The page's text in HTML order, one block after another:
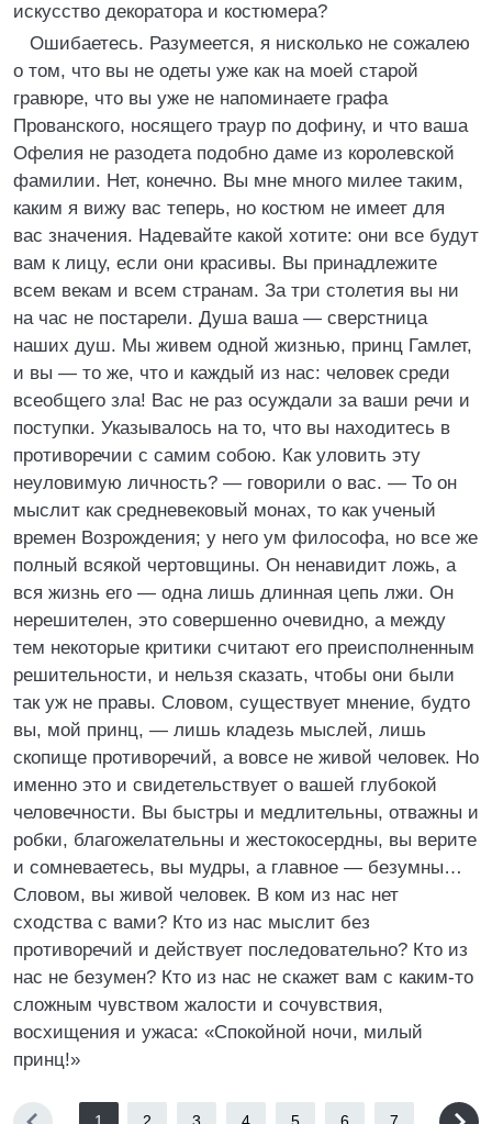
искусство декоратора и костюмера?
Ошибаетесь. Разумеется, я нисколько не сожалею
о том, что вы не одеты уже как на моей старой
гравюре, что вы уже не напоминаете графа
Прованского, носящего траур по дофину, и что ваша
Офелия не разодета подобно даме из королевской
фамилии. Нет, конечно. Вы мне много милее таким,
каким я вижу вас теперь, но костюм не имеет для
вас значения. Надевайте какой хотите: они все будут
вам к лицу, если они красивы. Вы принадлежите
всем векам и всем странам. За три столетия вы ни
на час не постарели. Душа ваша — сверстница
наших душ. Мы живем одной жизнью, принц Гамлет,
и вы — то же, что и каждый из нас: человек среди
всеобщего зла! Вас не раз осуждали за ваши речи и
поступки. Указывалось на то, что вы находитесь в
противоречии с самим собою. Как уловить эту
неуловимую личность? — говорили о вас. — То он
мыслит как средневековый монах, то как ученый
времен Возрождения; у него ум философа, но все же
полный всякой чертовщины. Он ненавидит ложь, а
вся жизнь его — одна лишь длинная цепь лжи. Он
нерешителен, это совершенно очевидно, а между
тем некоторые критики считают его преисполненным
решительности, и нельзя сказать, чтобы они были
так уж не правы. Словом, существует мнение, будто
вы, мой принц, — лишь кладезь мыслей, лишь
скопище противоречий, а вовсе не живой человек. Но
именно это и свидетельствует о вашей глубокой
человечности. Вы быстры и медлительны, отважны и
робки, благожелательны и жестокосердны, вы верите
и сомневаетесь, вы мудры, а главное — безумны…
Словом, вы живой человек. В ком из нас нет
сходства с вами? Кто из нас мыслит без
противоречий и действует последовательно? Кто из
нас не безумен? Кто из нас не скажет вам с каким-то
сложным чувством жалости и сочувствия,
восхищения и ужаса: «Спокойной ночи, милый
принц!»